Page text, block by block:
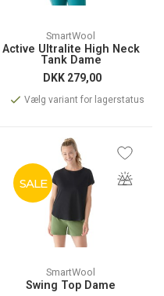
SmartWool
Active Ultralite High Neck
Tank Dame
DKK 279,00
Vælg variant for lagerstatus
SALE
SmartWool
Swing Top Dame